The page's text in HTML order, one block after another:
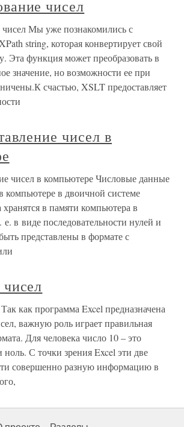
чисел
Мы уже познакомились с
string, которая конвертирует свой
Эта функция может преобразовать в
значение, но возможности ее при
счастью, XSLT предоставляет
чисел в
чисел в компьютере Числовые данные
компьютере в двоичной системе
в памяти компьютера в
в виде последовательности нулей и
представлены в формате с
как программа Excel предназначена
важную роль играет правильная
Для человека число 10 – это
С точки зрения Excel эти две
совершенно разную информацию в